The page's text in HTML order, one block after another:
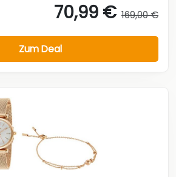
70,99 € 169,00 €
Zum Deal